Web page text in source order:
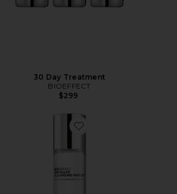
30 Day Treatment
BIOEFFECT
$299
Favorite ÁGUA MICELAR